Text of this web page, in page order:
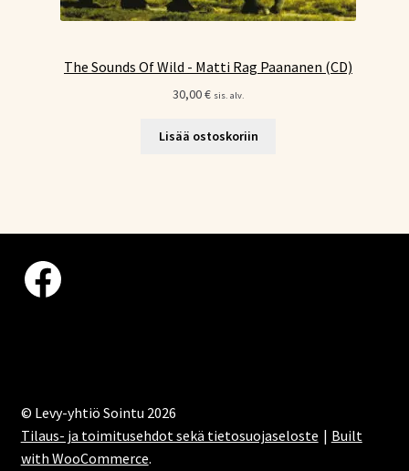
The Sounds Of Wild - Matti Rag Paananen (CD)
30,00€ sis. alv.
Lisää ostoskoriin
Facebook
© Levy-yhtiö Sointu 2026
Tilaus- ja toimitusehdot sekä tietosuojaseloste
Built
with WooCommerce.